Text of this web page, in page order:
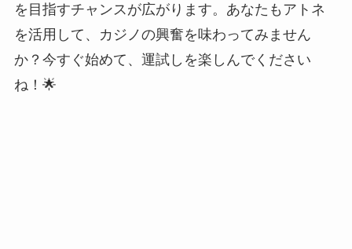
を目指すチャンスが広がります。あなたもアトネ
を活用して、カジノの興奮を味わってみません
か？今すぐ始めて、運試しを楽しんでください
ね！🌟